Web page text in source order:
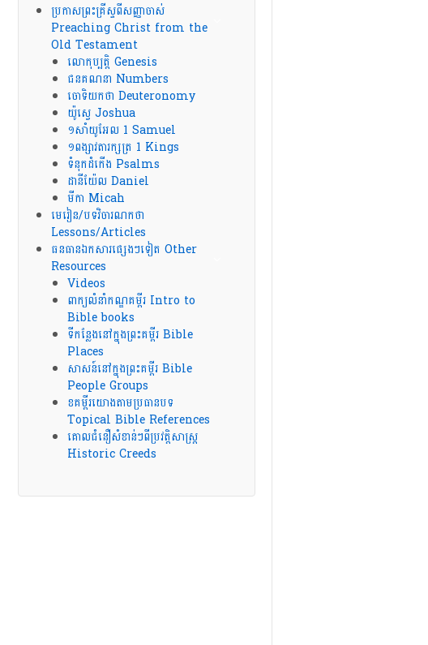
ប្រកាសព្រះគ្រីស្ទពីសញ្ញាចាស់
Preaching Christ from the
Old Testament
លោកុប្បត្តិ Genesis
ជនគណនា Numbers
ចោទិយកថា Deuteronomy
យ៉ូស្វេ Joshua
១សាំយូអែល 1 Samuel
១ពង្សាវតារក្សត្រ 1 Kings
ទំនុកដំកើង Psalms
ដានីយ៉ែល Daniel
មីកា Micah
មេរៀន/បទវិចារណកថា
Lessons/Articles
ធនធានឯកសារផ្សេងៗទៀត Other
Resources
Videos
ពាក្យលំនាំកណ្ឌគម្ពីរ Intro to
Bible books
ទីកន្លែងនៅក្នុងព្រះគម្ពីរ Bible
Places
សាសន៍នៅក្នុងព្រះគម្ពីរ Bible
People Groups
ខគម្ពីរយោងតាមប្រធានបទ
Topical Bible References
គោលជំនឿសំខាន់ៗពីប្រវត្តិសាស្ត្រ
Historic Creeds